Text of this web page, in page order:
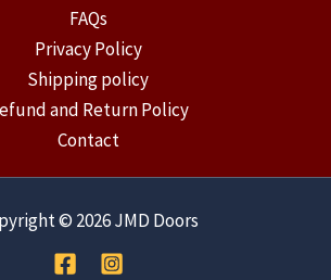
FAQs
Privacy Policy
Shipping policy
and Return Policy
Contact
© 2026 JMD Doors